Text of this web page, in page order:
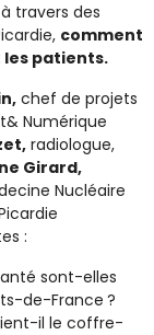
travers des
comment
les patients.
chef de projets
Numérique
radiologue,
Girard,
Nucléaire
:
sont-elles
de-France ?
il le coffre-